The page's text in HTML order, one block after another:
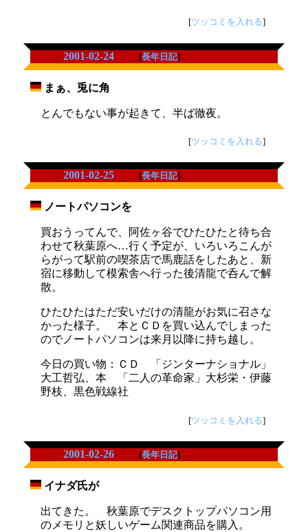
[ツッコミを入れる]
2001-02-24 [長年日記]
まぁ、兎に角
とんでもない事が起きて、半ば徹夜。
[ツッコミを入れる]
2001-02-25 [長年日記]
ノートパソコンを
買おうってんで、阿佐ヶ谷でひたひたと待ち合
わせて秋葉原へ…行く予定が、いろいろこんが
らがって駅前の喫茶店で馬鹿話をしたあと、新
宿に移動して模索舎へ行った後清龍で呑んで解
散。
ひたひたはただ安いだけの清龍がお気に召さな
かった様子。 本とＣＤを買い込んでしまった
のでノートパソコンは来月以降に持ち越し。
今日の買い物：ＣＤ 「ジンターナショナル」
大工哲弘、本 「二人の革命家」大杉栄・伊藤
野枝、黒色戦線社
[ツッコミを入れる]
2001-02-26 [長年日記]
イナダ氏が
出てきた。 秋葉原でデスクトップパソコン用
のメモリと妖しいゲーム関連商品を購入。